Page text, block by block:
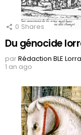
0 Shares
Du génocide
parRédaction BLE
1 an ago